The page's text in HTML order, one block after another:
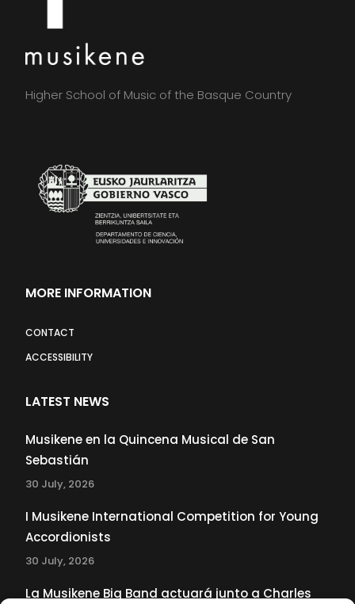
Higher School of Music of the Basque Country
MORE INFORMATION
CONTACT
ACCESSIBILITY
LATEST NEWS
Musikene en la Quincena Musical de San
Sebastián
30 July, 2026
I Musikene International Competition for Young
Accordionists
30 July, 2026
La Musikene Big Band actuará junto a Charles